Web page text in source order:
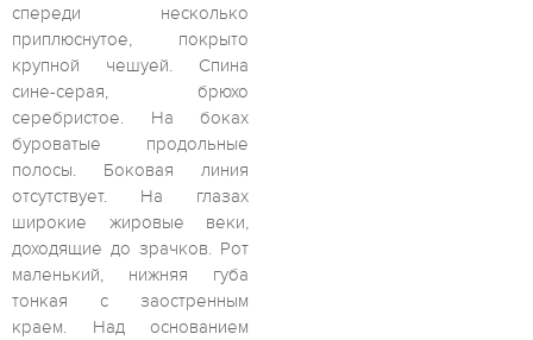
спереди несколько
приплюснутое, покрыто
крупной чешуей. Спина
сине-серая, брюхо
серебристое. На боках
буроватые продольные
полосы. Боковая линия
отсутствует. На глазах
широкие жировые веки,
доходящие до зрачков. Рот
маленький, нижняя губа
тонкая с заостренным
краем. Над основанием